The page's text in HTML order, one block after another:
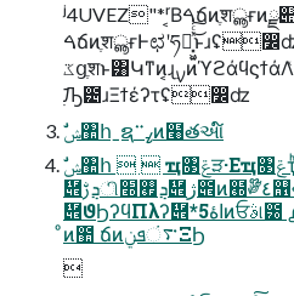
ʲ4UVEZ"*ʳ͔Βࠓճͷֶशൣғͷྫ୊ΛϐοΫΞοϓʢ෼ʣ w
ࠓճͷֶशൣғͰಛʹཧղ͓͖͍ͯͨ͜͠ͱɹʢ෼ʣ w
ػցֶशͱ͸Կͳͷ͔ɻ࣮ࡍͷϓϩάϥϛϯάΛݟͯΈΑ͏ʢ෼ʣ w
࣭ٙԠ౴ɹΞϯέʔτʢ෼ʣ
ࣗݾ঺հˍຊߨ࠲ͷ໨తઆ໌
὎ܯࢹிܯ࡯׭὎ژ౎ͷ๭༗໊٤஡ళ
὎ϑϦʔϥΠλʔ὎*5اۀͷਓࣄ୲౰ ൧ా༑޿ ϓϩάϥϛϯάྺϲ݄
ͦͷ಺ ճͷ࠳ંܦݧΞϦ
